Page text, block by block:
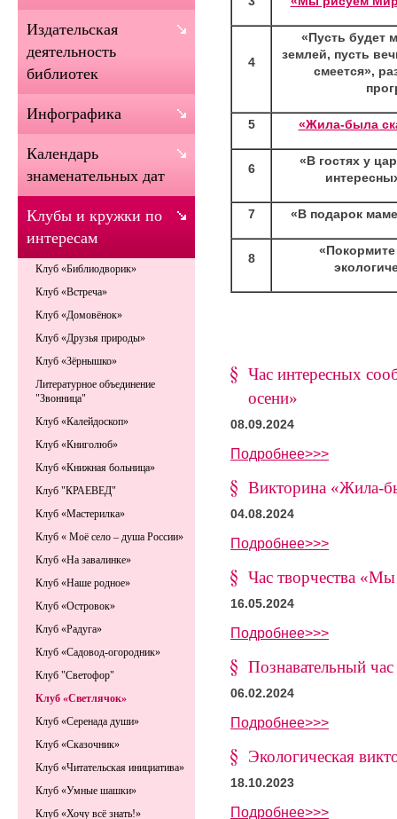
4
«Пусть будет
землей, пусть
смеется»,
5 «Жила-была
6
«В гостях у
7 «В подарок
8
Час интересных
осени»
08.09.2024
Подробнее>>>
Викторина «Жила-
04.08.2024
Подробнее>>>
Час творчества
16.05.2024
Подробнее>>>
Познавательный
06.02.2024
Подробнее>>>
Экологическая
18.10.2023
Подробнее>>>
Издательская
деятельность
библиотек
Инфографика
Календарь
знаменательных дат
Клубы и кружки по
интересам
Клуб «Библиодворик»
Клуб «Встреча»
Клуб «Домовёнок»
Клуб «Друзья природы»
Клуб «Зёрнышко»
Литературное объединение
"Звонница"
Клуб «Калейдоскоп»
Клуб «Книголюб»
Клуб «Книжная больница»
Клуб "КРАЕВЕД"
Клуб «Мастерилка»
Клуб « Моё село – душа России»
Клуб «На завалинке»
Клуб «Наше родное»
Клуб «Островок»
Клуб «Радуга»
Клуб «Садовод-огородник»
Клуб "Светофор"
Клуб «Светлячок»
Клуб «Серенада души»
Клуб «Сказочник»
Клуб «Читательская инициатива»
Клуб «Умные шашки»
Клуб «Хочу всё знать!»